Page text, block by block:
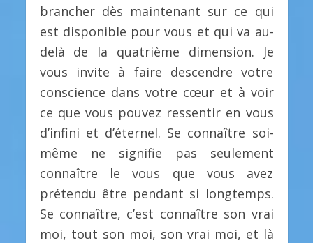
brancher dès maintenant sur ce qui
est disponible pour vous et qui va au-
delà de la quatrième dimension. Je
vous invite à faire descendre votre
conscience dans votre cœur et à voir
ce que vous pouvez ressentir en vous
d’infini et d’éternel. Se connaître soi-
même ne signifie pas seulement
connaître le vous que vous avez
prétendu être pendant si longtemps.
Se connaître, c’est connaître son vrai
moi, tout son moi, son vrai moi, et là